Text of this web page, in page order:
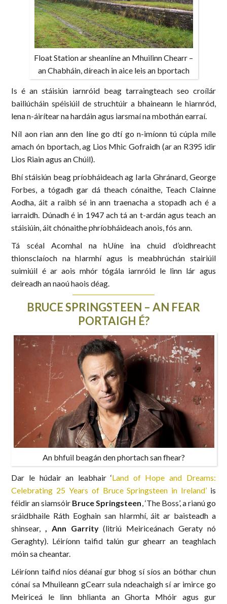
Float Station ar sheanlíne an Mhuilinn Chearr –
an Chabháin, díreach in aice leis an bportach
Is é an stáisiún iarnróid beag tarraingteach seo croílár
bailiúcháin spéisiúil de struchtúir a bhaineann le hiarnród,
lena n-áirítear na hardáin agus iarsmaí na mbothán earraí.
Níl aon rian ann den líne go dtí go n-imíonn tú cúpla míle
amach ón bportach, ag Lios Mhic Gofraidh (ar an R395 idir
Lios Riain agus an Chúil).
Bhí stáisiún beag príobháideach ag Iarla Ghránard, George
Forbes, a tógadh gar dá theach cónaithe, Teach Clainne
Aodha, áit a raibh sé in ann traenacha a stopadh ach é a
iarraidh. Dúnadh é in 1947 ach tá an t-ardán agus teach an
stáisiúin, áit chónaithe phríobháideach anois, fós ann.
Tá scéal Acomhal na hUíne ina chuid d’oidhreacht
thionsclaíoch na hIarmhí agus is meabhrúchán stairiúil
suimiúil é ar aois mhór tógála iarnróid le linn lár agus
deireadh an naoú haois déag.
BRUCE SPRINGSTEEN – AN FEAR
PORTAIGH É?
An bhfuil beagán den phortach san fhear?
Dar le húdair an leabhair ‘Land of Hope and Dreams:
Celebrating 25 Years of Bruce Springsteen in Ireland’ is
féidir an siamsóir Bruce Springsteen, ‘The Boss’, a rianú go
sráidbhaile Ráth Eoghain san hIarmhí, áit ar baisteadh a
shinsear,, Ann Garrity(litriú Meiriceánach Geraty nó
Geraghty). Léiríonn taifid talún gur ghearr an teaghlach
móin sa cheantar.
Léiríonn taifid níos déanaí gur bhog sí síos an bóthar chun
cónaí sa Mhuileann gCearr sula ndeachaigh sí ar imirce go
Meiriceá le linn bhlianta an Ghorta Mhóir agus gur